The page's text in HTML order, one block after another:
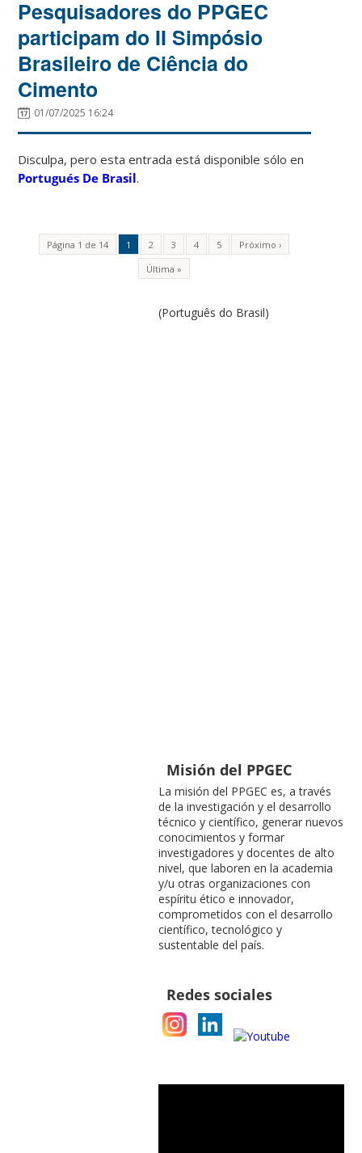
Pesquisadores do PPGEC
participam do II Simpósio
Brasileiro de Ciência do
Cimento
01/07/2025 16:24
Disculpa, pero esta entrada está disponible sólo en
Portugués De Brasil.
Página 1 de 14 1 2 3 4 5
Próximo ›
Última »
(Português do Brasil)
Misión del PPGEC
La misión del PPGEC es, a través
de la investigación y el desarrollo
técnico y científico, generar nuevos
conocimientos y formar
investigadores y docentes de alto
nivel, que laboren en la academia
y/u otras organizaciones con
espíritu ético e innovador,
comprometidos con el desarrollo
científico, tecnológico y
sustentable del país.
Redes sociales